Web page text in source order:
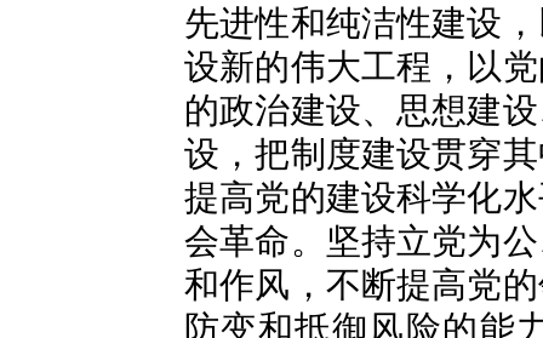
先进性和纯洁性建设
设新的伟大工程，以
的政治建设、思想建
设，把制度建设贯穿
提高党的建设科学化
会革命。坚持立党为
和作风，不断提高党
防变和抵御风险的能